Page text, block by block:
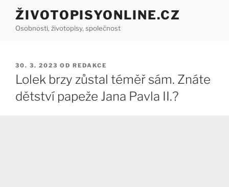
Přejít
obsahu
ŽIVOTOPISYONLINE.CZ
Osobnosti, životopisy, společnost
PUBLIKOVÁNO
30. 3. 2023 OD REDAKCE
Lolek brzy zůstal téměř sám. Znáte
dětství papeže Jana Pavla II.?